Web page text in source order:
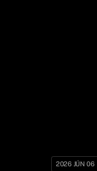
2026 JÚN 06